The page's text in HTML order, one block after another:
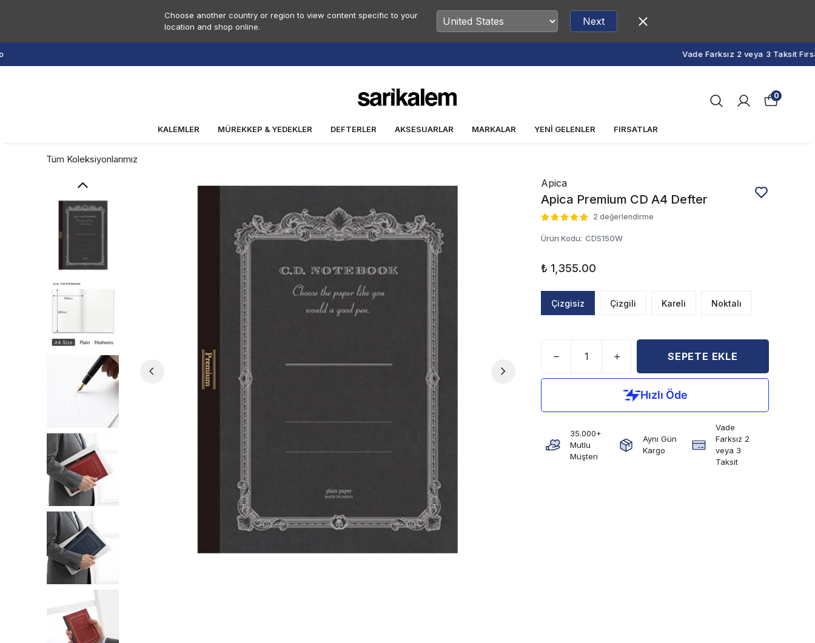
Choose another country or region to view content specific to your
location and shop online.
Next
KALEMLER MÜREKKEP & YEDEKLER DEFTERLER AKSESUARLAR MARKALAR YENİ GELENLER FIRSATLAR
0
Tüm Koleksiyonlarımız
Apica
Apica Premium CD A4 Defter
2 değerlendirme
Ürün Kodu: CDS150W
₺ 1,355.00
Çizgisiz Çizgili Kareli Noktalı
SEPETE EKLE
35.000+
Mutlu
Müşteri
Aynı Gün
Kargo
Vade
Farksız 2
veya 3
Taksit